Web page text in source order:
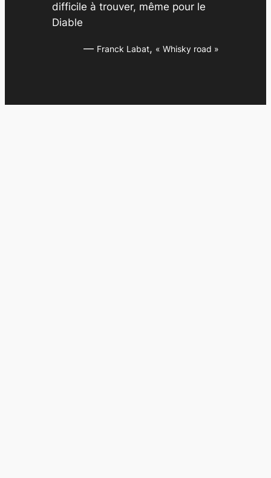
difficile à trouver, même pour le
Diable
— Franck Labat, « Whisky road »